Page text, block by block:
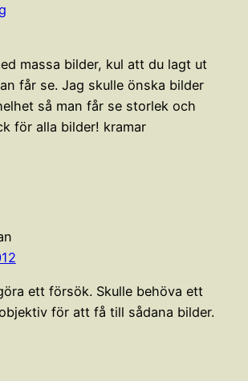
massa bilder, kul att du lagt ut
får se. Jag skulle önska bilder
så man får se storlek och
för alla bilder! kramar
ett försök. Skulle behöva ett
för att få till sådana bilder.